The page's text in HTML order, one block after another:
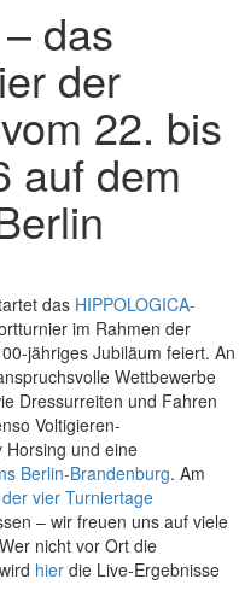
das
der
22. bis
auf dem
das HIPPOLOGICA-
im Rahmen der
jähriges Jubiläum feiert. An
Wettbewerbe
Dressurreiten und Fahren
Voltigieren-
Horsing und eine
Berlin-Brandenburg. Am
vier Turniertage
– wir freuen uns auf viele
nicht vor Ort die
hier die Live-Ergebnisse